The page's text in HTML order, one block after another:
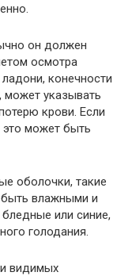
он должен
осмотра
конечности
может указывать
крови. Если
это может быть
оболочки, такие
влажными и
или синие,
голодания.
видимых